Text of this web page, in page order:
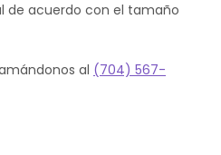
de acuerdo con el tamaño
al (704) 567-